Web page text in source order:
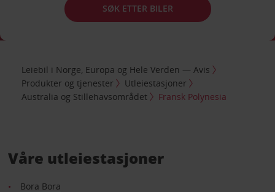
SØK ETTER BILER
Leiebil i Norge, Europa og Hele Verden — Avis
Produkter og tjenester
Utleiestasjoner
Australia og Stillehavsområdet
Fransk Polynesia
Våre utleiestasjoner
Bora Bora